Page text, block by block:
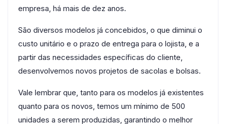
empresa, há mais de dez anos.
São diversos modelos já concebidos, o que diminui o
custo unitário e o prazo de entrega para o lojista, e a
partir das necessidades específicas do cliente,
desenvolvemos novos projetos de sacolas e bolsas.
Vale lembrar que, tanto para os modelos já existentes
quanto para os novos, temos um mínimo de 500
unidades a serem produzidas, garantindo o melhor